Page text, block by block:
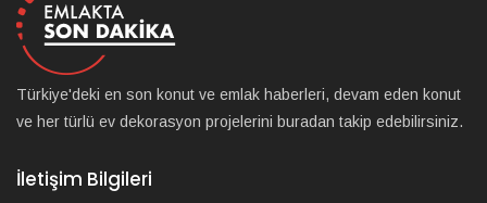
Türkiye'deki en son konut ve emlak haberleri, devam eden konut
ve her türlü ev dekorasyon projelerini buradan takip edebilirsiniz.
İletişim Bilgileri